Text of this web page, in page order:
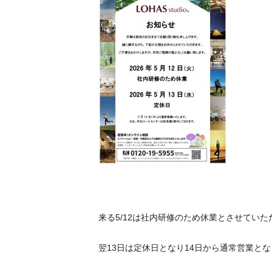
来る5/12は社内研修のため休業とさせていた
翌13日は定休日となり14日から通常営業とな